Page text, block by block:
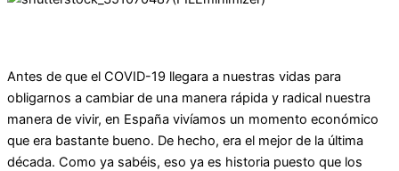
Antes de que el COVID-19 llegara a nuestras vidas para
obligarnos a cambiar de una manera rápida y radical nuestra
manera de vivir, en España vivíamos un momento económico
que era bastante bueno. De hecho, era el mejor de la última
década. Como ya sabéis, eso ya es historia puesto que los